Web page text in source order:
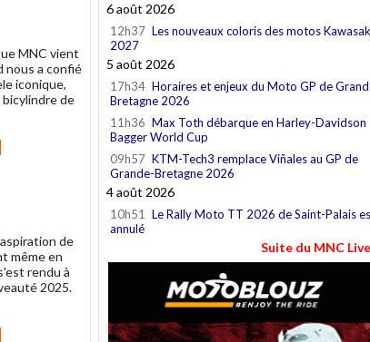
MNC vient
nous a confié
iconique,
de
de
même en
rendu à
2025.
6 août 2026
12h37 Les nouveaux coloris des motos
2027
5 août 2026
17h34 Horaires et enjeux du Moto GP de
Bretagne 2026
11h36 Max Toth débarque en Harley-Davidson
Bagger World Cup
09h57 KTM-Tech3 remplace Viñales au GP de
Grande-Bretagne 2026
4 août 2026
10h51
Le Rally Moto TT 2026 de Saint-Palais
annulé
Suite du MNC